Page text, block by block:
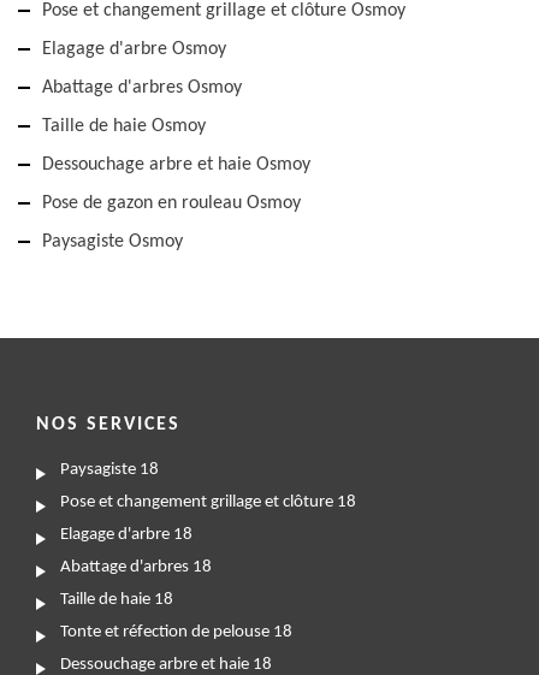
Pose et changement grillage et clôture Osmoy
Elagage d'arbre Osmoy
Abattage d'arbres Osmoy
Taille de haie Osmoy
Dessouchage arbre et haie Osmoy
Pose de gazon en rouleau Osmoy
Paysagiste Osmoy
NOS SERVICES
Paysagiste 18
Pose et changement grillage et clôture 18
Elagage d'arbre 18
Abattage d'arbres 18
Taille de haie 18
Tonte et réfection de pelouse 18
Dessouchage arbre et haie 18